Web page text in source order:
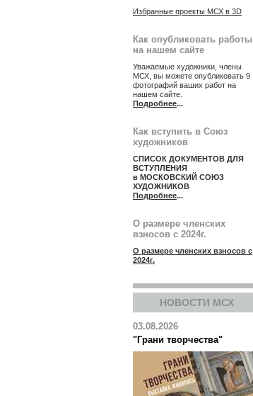
Избранные проекты МСХ в 3D
Как опубликовать работы
на нашем сайте
Уважаемые художники, члены
МСХ, вы можете опубликовать 9
фотографий ваших работ на
нашем сайте.
Подробнее...
Как вступить в Союз
художников
СПИСОК ДОКУМЕНТОВ ДЛЯ
ВСТУПЛЕНИЯ
в МОСКОВСКИЙ СОЮЗ
ХУДОЖНИКОВ
Подробнее...
О размере членских
взносов с 2024г.
О размере членских взносов с
2024г.
НОВОСТИ МСХ
03.08.2026
"Грани творчества"